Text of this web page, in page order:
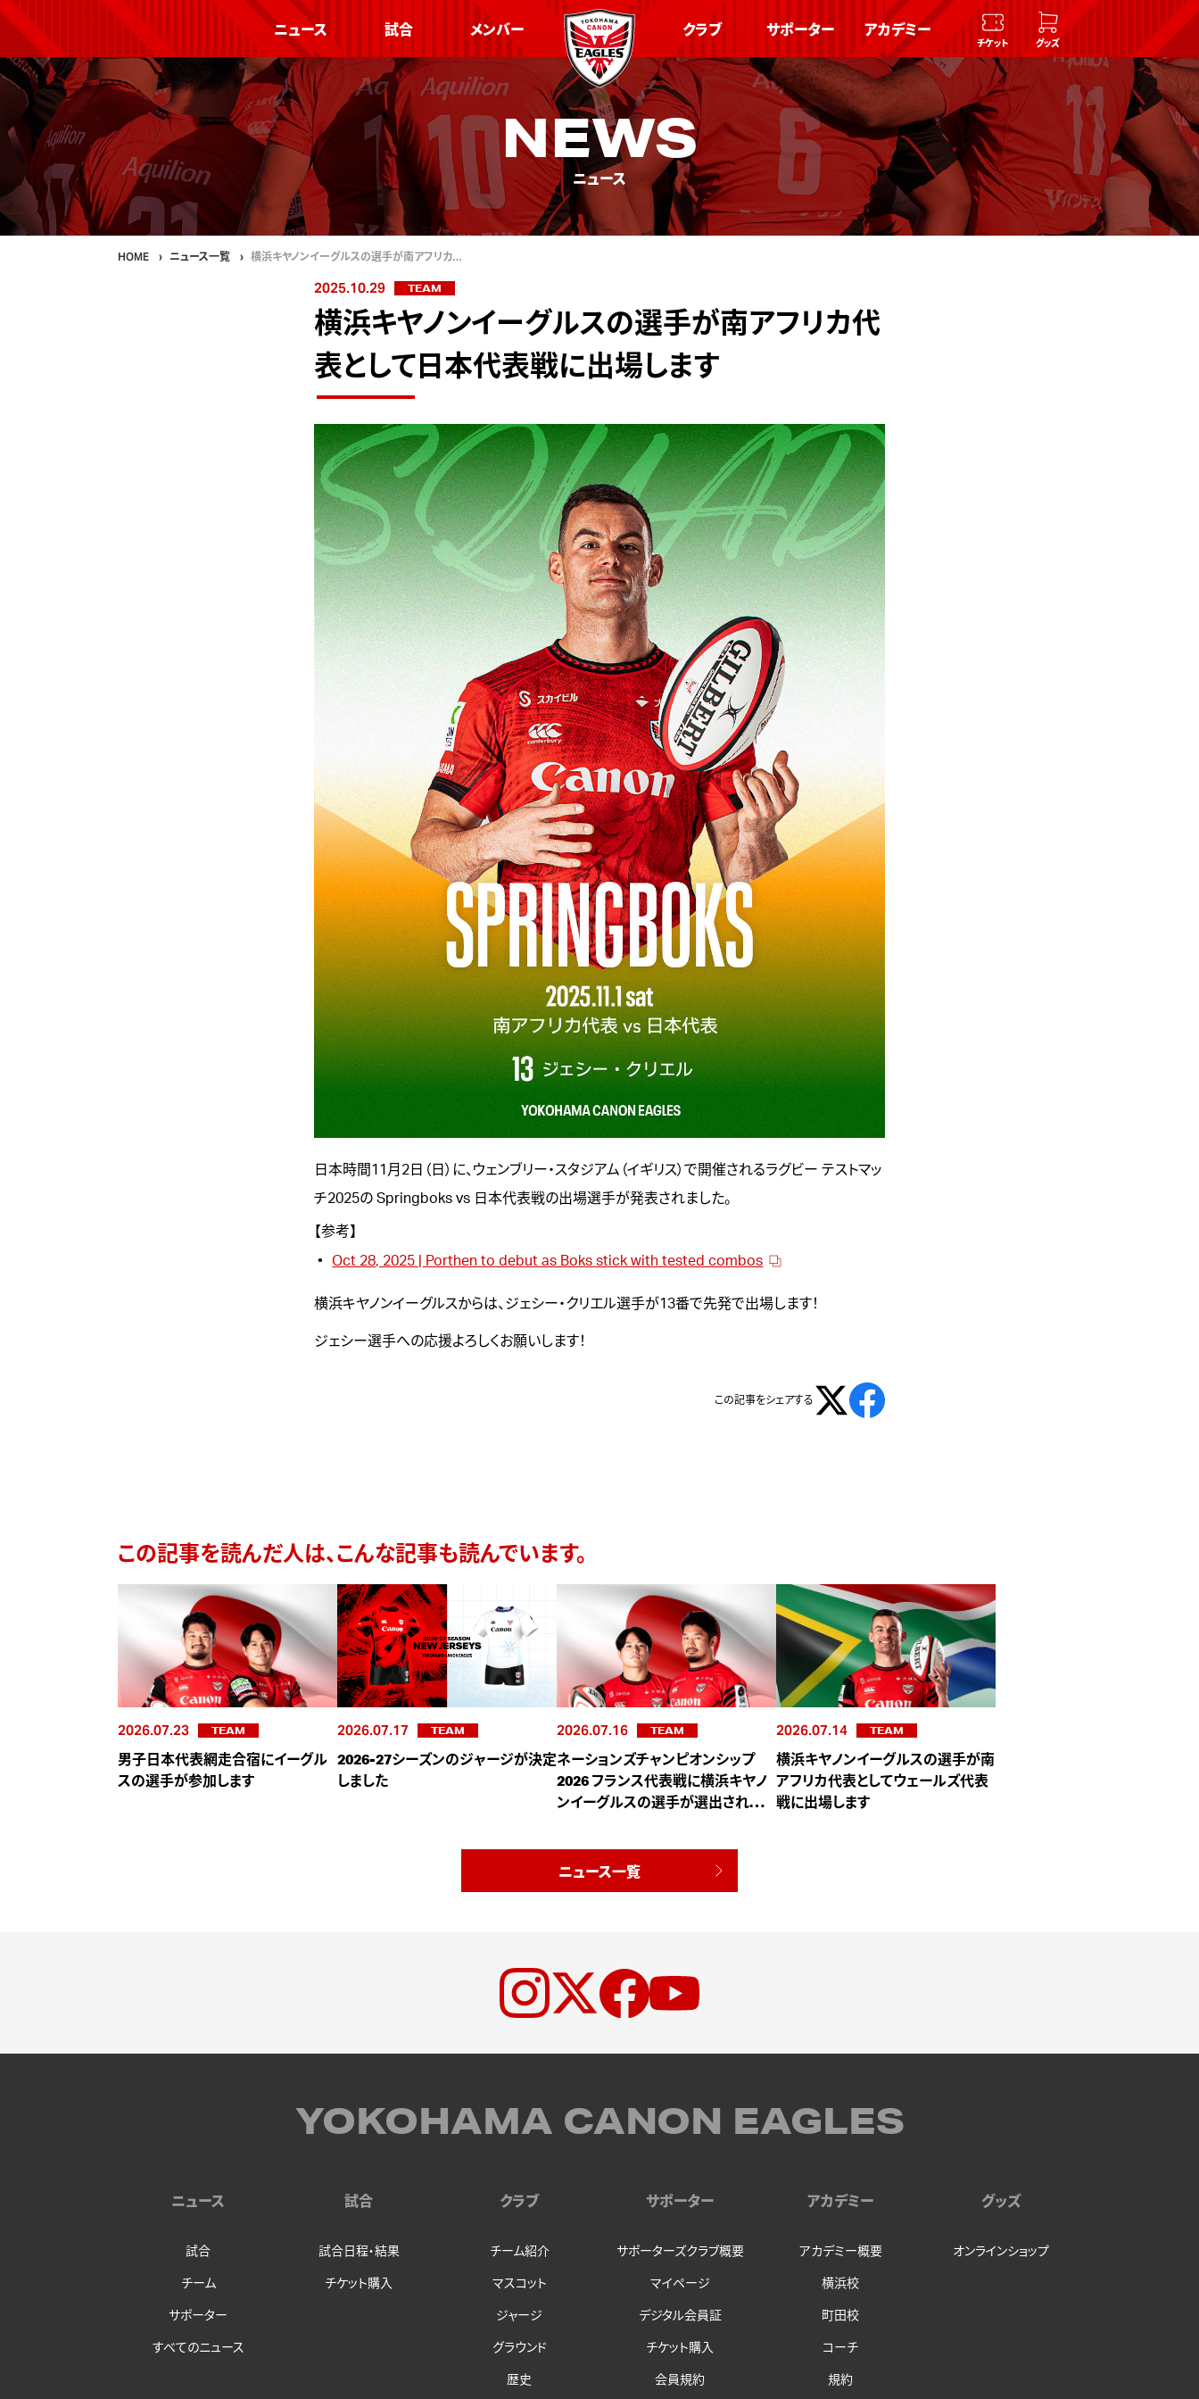
ニュース 試合 メンバー クラブ サポーター アカデミー
チケット グッズ
NEWS
ニュース
HOME ニュース一覧 横浜キヤノンイーグルスの選手が南アフリカ…
2025.10.29 TEAM
横浜キヤノンイーグルスの選手が南アフリカ代
表として日本代表戦に出場します
日本時間11月2日（日）に、ウェンブリー・スタジアム（イギリス）で開催されるラグビー テストマッ
チ2025の Springboks vs 日本代表戦の出場選手が発表されました。
【参考】
Oct 28, 2025 | Porthen to debut as Boks stick with tested combos
横浜キヤノンイーグルスからは、 ジェシー・クリエル選手が13番で先発で出場します！
ジェシー選手への応援よろしくお願いします！
この記事をシェアする
この記事を読んだ人は、こんな記事も読んでいます。
2026.07.23 TEAM
男子日本代表網走合宿にイーグル
スの選手が参加します
2026.07.17 TEAM
2026-27シーズンのジャージが決定
しました
2026.07.16 TEAM
ネーションズチャンピオンシップ
2026 フランス代表戦に横浜キヤノ
ンイーグルスの選手が選出されまし
2026.07.14 TEAM
横浜キヤノンイーグルスの選手が南
アフリカ代表としてウェールズ代表
戦に出場します
ニュース一覧
YOKOHAMA CANON EAGLES
ニュース
試合
チーム
サポーター
すべてのニュース
試合
試合日程・結果
チケット購入
クラブ
チーム紹介
マスコット
ジャージ
グラウンド
歴史
サポーター
サポーターズクラブ概要
マイページ
デジタル会員証
チケット購入
会員規約
アカデミー
アカデミー概要
横浜校
町田校
コーチ
規約
グッズ
オンラインショップ